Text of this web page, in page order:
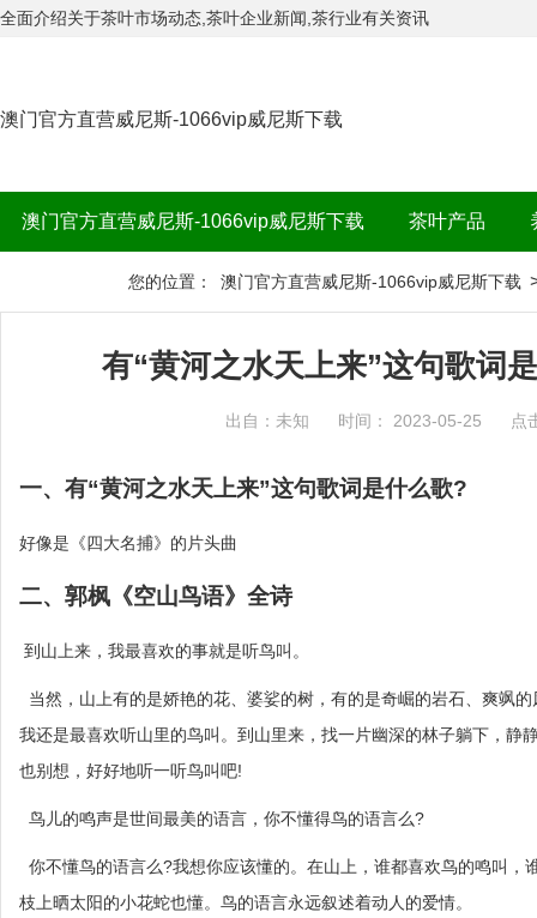
全面介绍关于茶叶市场动态,茶叶企业新闻,茶行业有关资讯
澳门官方直营威尼斯-1066vip威尼斯下载
澳门官方直营威尼斯-1066vip威尼斯下载 茶叶产品
您的位置： 澳门官方直营威尼斯-1066vip威尼斯下载
有“黄河之水天上来”这句歌词
出自：未知 时间： 2023-05-25 点
一、有“黄河之水天上来”这句歌词是什么歌?
好像是《四大名捕》的片头曲
二、郭枫《空山鸟语》全诗
到山上来，我最喜欢的事就是听鸟叫。
当然，山上有的是娇艳的花、婆娑的树，有的是奇崛的岩石、爽飒
我还是最喜欢听山里的鸟叫。到山里来，找一片幽深的林子躺下，
也别想，好好地听一听鸟叫吧!
鸟儿的鸣声是世间最美的语言，你不懂得鸟的语言么?
你不懂鸟的语言么?我想你应该懂的。在山上，谁都喜欢鸟的鸣叫
枝上晒太阳的小花蛇也懂。鸟的语言永远叙述着动人的爱情。